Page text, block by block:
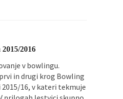
2016
v bowlingu.
in drugi krog Bowling
16, v kateri tekmuje